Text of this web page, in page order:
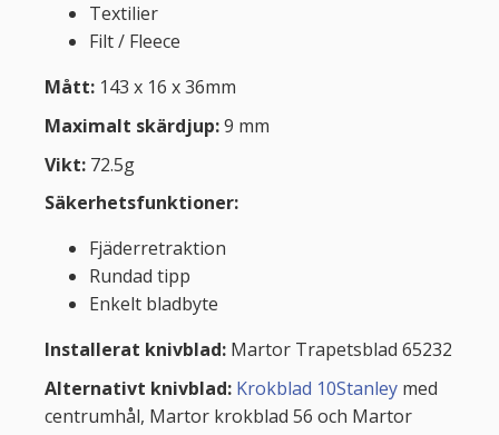
Textilier
Filt / Fleece
Mått: 143 x 16 x 36mm
Maximalt skärdjup:9 mm
Vikt: 72.5g
Säkerhetsfunktioner:
Fjäderretraktion
Rundad tipp
Enkelt bladbyte
Installerat knivblad: Martor Trapetsblad 65232
Alternativt knivblad: Krokblad 10Stanley med
centrumhål, Martor krokblad 56 och Martor